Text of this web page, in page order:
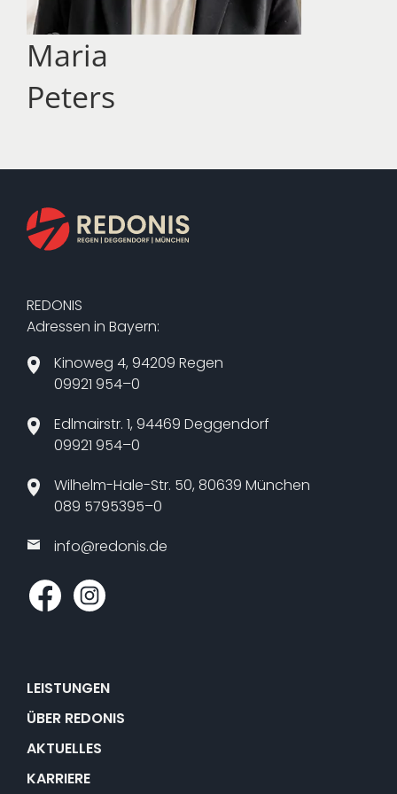
Ma­ria
Pe­ters
REDONIS
Adressen in Bayern:
Kinoweg 4, 94209 Regen
09921 954–0
Edlmairstr. 1, 94469 Deggendorf
09921 954–0
Wilhelm-Hale-Str. 50, 80639 München
089 5795395–0
info@​redonis.​de
LEISTUNGEN
ÜBER REDONIS
AKTUELLES
KARRIERE